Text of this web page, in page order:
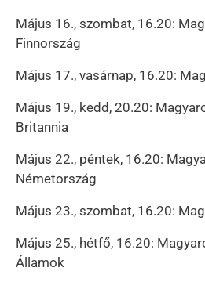
Május 16., szombat, 16.20:
Finnország
Május 17., vasárnap, 16.20:
Május 19., kedd, 20.20:
Britannia
Május 22., péntek, 16.20:
Németország
Május 23., szombat, 16.20:
Május 25., hétfő, 16.20:
Államok